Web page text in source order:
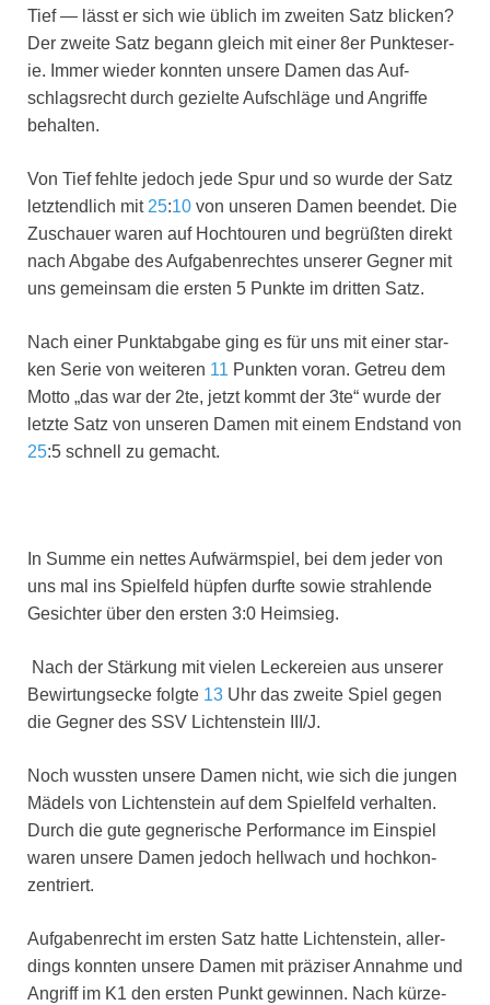
Tief — lässt er sich wie üblich im zwei­ten Satz bli­cken?
Der zwei­te Satz begann gleich mit einer 8er Punk­te­se­r­
ie. Immer wie­der konn­ten unse­re Damen das Auf­
schlags­recht durch geziel­te Auf­schlä­ge und Angrif­fe
behal­ten.
Von Tief fehl­te jedoch jede Spur und so wur­de der Satz
letzt­end­lich mit 25:10 von unse­ren Damen been­det. Die
Zuschau­er waren auf Hoch­tou­ren und begrüß­ten direkt
nach Abga­be des Auf­ga­ben­rech­tes unse­rer Geg­ner mit
uns gemein­sam die ers­ten 5 Punk­te im drit­ten Satz.
Nach einer Punkt­ab­ga­be ging es für uns mit einer star­
ken Serie von wei­te­ren 11 Punk­ten vor­an. Getreu dem
Mot­to „das war der 2te, jetzt kommt der 3te“ wur­de der
letz­te Satz von unse­ren Damen mit einem End­stand von
25:5 schnell zu gemacht.
In Sum­me ein net­tes Auf­wärm­spiel, bei dem jeder von
uns mal ins Spiel­feld hüp­fen durf­te sowie strah­len­de
Gesich­ter über den ers­ten 3:0 Heim­sieg.
Nach der Stär­kung mit vie­len Lecke­rei­en aus unse­rer
Bewir­tungs­ecke folg­te 13 Uhr das zwei­te Spiel gegen
die Geg­ner des SSV Lich­ten­stein III/J.
Noch wuss­ten unse­re Damen nicht, wie sich die jun­gen
Mädels von Lich­ten­stein auf dem Spiel­feld ver­hal­ten.
Durch die gute geg­ne­ri­sche Per­for­mance im Ein­spiel
waren unse­re Damen jedoch hell­wach und hoch­kon­
zen­triert.
Auf­ga­ben­recht im ers­ten Satz hat­te Lich­ten­stein, aller­
dings konn­ten unse­re Damen mit prä­zi­ser Annah­me und
Angriff im K1 den ers­ten Punkt gewin­nen. Nach kür­ze­